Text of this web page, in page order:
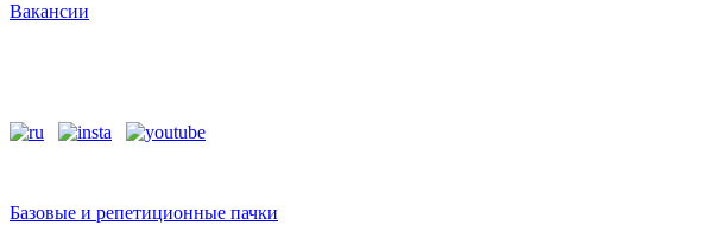
Вакансии
Базовые и репетиционные пачки